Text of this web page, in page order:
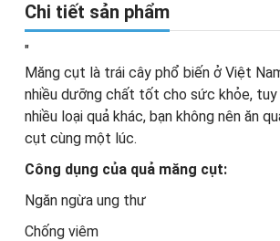
Chi tiết sản phẩm
"
Măng cụt là trái cây phổ biến ở Việt
nhiều dưỡng chất tốt cho sức khỏe, tuy
nhiều loại quả khác, bạn không nên ăn
cụt cùng một lúc.
Công dụng của quả măng cụt:
Ngăn ngừa ung thư
Chống viêm